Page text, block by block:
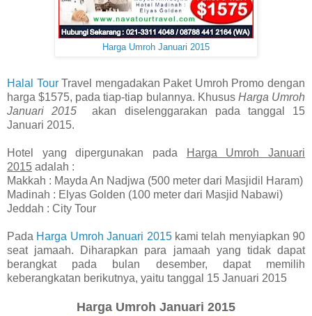
Harga Umroh Januari 2015
Halal TourTravel mengadakan Paket Umroh Promo dengan
harga $1575, pada tiap-tiap bulannya. Khusus Harga Umroh
Januari 2015
akan diselenggarakan pada tanggal 15
Januari 2015.
Hotel yang dipergunakan pada
Harga Umroh Januari
2015 adalah :
Makkah : Mayda An Nadjwa (500 meter dari Masjidil Haram)
Madinah : Elyas Golden (100 meter dari Masjid Nabawi)
Jeddah : City Tour
Pada Harga Umroh Januari 2015kami telah menyiapkan 90
seat jamaah. Diharapkan para jamaah yang tidak dapat
berangkat pada bulan desember, dapat memilih
keberangkatan berikutnya, yaitu tanggal 15 Januari 2015
Harga Umroh Januari 2015